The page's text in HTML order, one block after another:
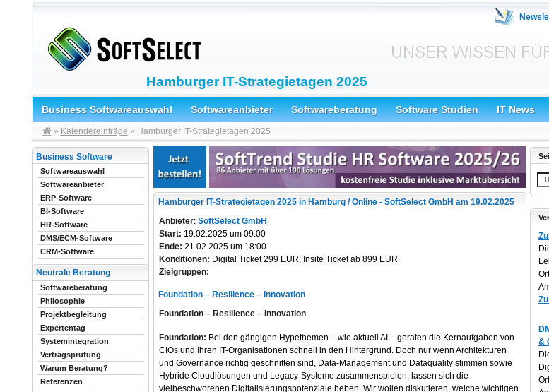
Hamburger IT-Strategietagen 2025
Business Softwareauswahl Softwareanbieter Softwareberatung Software Studien IT News
» Kalendereinträge » Hamburger IT-Strategietagen 2025
Hamburger IT-Strategietagen 2025 in Hamburg / Online - SoftSelect GmbH am 19.02.2025
Anbieter: SoftSelect GmbH
Start: 19.02.2025 um 09:00
Ende: 21.02.2025 um 18:00
Konditionen: Digital Ticket 299 EUR; Insite Ticket ab 899 EUR
Zielgruppen:
Foundation – Resilience – Innovation
Foundation – Resilience – Innovation
Foundation: Bei den gängigen Hypethemen – wie aktuell AI – geraten die Kernaufgaben von
CIOs und Ihren IT-Organisationen schnell in den Hintergrund. Doch nur wenn Architekturen
und Governance richtig geschnitten sind, Data-Management und Dataquality stimmen sowie
Hybride Cloudlösungen und Legacy-Systeme zusammenspielen, lassen sich die
vielbeschworenen Digitalisierungspotenziale heben. Wir wollen diskutieren, welche wichtigen
Business Software
Softwareauswahl
Softwareanbieter
ERP-Software
BI-Software
HR-Software
DMS/ECM-Software
CRM-Software
Neutrale Beratung
Softwareberatung
Philosophie
Projektbegleitung
Expertentag
Systemintegration
Vertragsprüfung
Warum Beratung?
Referenzen
&